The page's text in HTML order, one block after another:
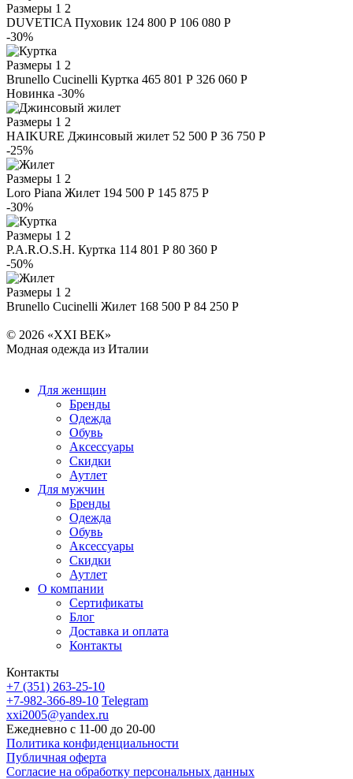
Размеры 1 2
DUVETICA Пуховик 124 800 Р 106 080 Р
-30%
Размеры 1 2
Brunello Cucinelli Куртка 465 801 Р 326 060 Р
Новинка -30%
Размеры 1 2
HAIKURE Джинсовый жилет 52 500 Р 36 750 Р
-25%
Размеры 1 2
Loro Piana Жилет 194 500 Р 145 875 Р
-30%
Размеры 1 2
P.A.R.O.S.H. Куртка 114 801 Р 80 360 Р
-50%
Размеры 1 2
Brunello Cucinelli Жилет 168 500 Р 84 250 Р
© 2026 «XXI ВЕК»
Модная одежда из Италии
Для женщин
Бренды
Одежда
Обувь
Аксессуары
Скидки
Аутлет
Для мужчин
Бренды
Одежда
Обувь
Аксессуары
Скидки
Аутлет
О компании
Сертификаты
Блог
Доставка и оплата
Контакты
Контакты
+7 (351) 263-25-10
+7-982-366-89-10 Telegram
xxi2005@yandex.ru
Ежедневно с 11-00 до 20-00
Политика конфиденциальности
Публичная оферта
Согласие на обработку персональных данных